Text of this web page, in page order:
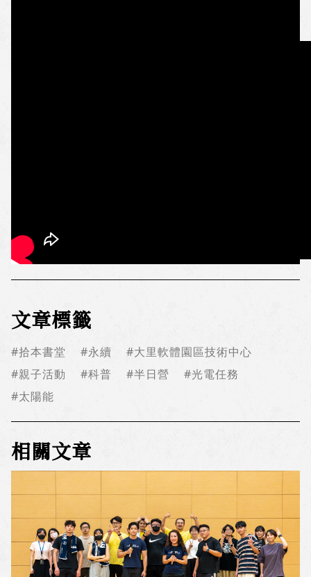
文章標籤
#拾本書堂 #永續
#大里軟體園區技術中心
#親子活動
#科普 #半日營
#光電任務
#太陽能
相關文章